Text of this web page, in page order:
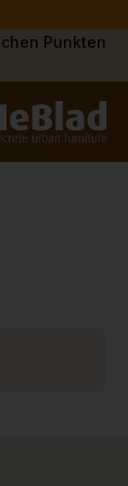
Punkten